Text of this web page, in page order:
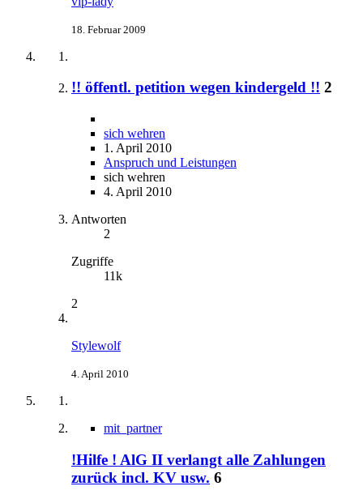
18. Februar 2009
!! öffentl. petition wegen kindergeld !! 2
sich wehren
1. April 2010
Anspruch und Leistungen
sich wehren
4. April 2010
Antworten
2
Zugriffe
11k
2
Stylewolf
4. April 2010
mit_partner
!Hilfe ! AlG II verlangt alle Zahlungen
zurück incl. KV usw. 6